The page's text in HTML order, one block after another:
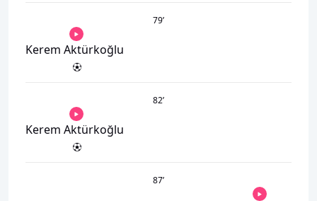
79’
Kerem Aktürkoğlu
82’
Kerem Aktürkoğlu
87’